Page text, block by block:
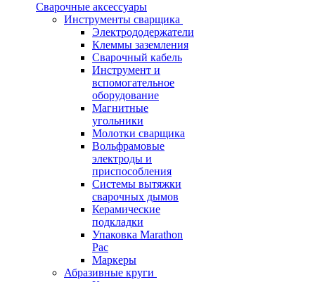
Сварочные аксессуары
Инструменты сварщика
Электрододержатели
Клеммы заземления
Сварочный кабель
Инструмент и
вспомогательное
оборудование
Магнитные
угольники
Молотки сварщика
Вольфрамовые
электроды и
приспособления
Системы вытяжки
сварочных дымов
Керамические
подкладки
Упаковка Marathon
Pac
Маркеры
Абразивные круги